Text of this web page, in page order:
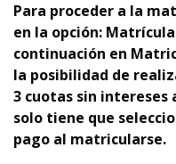
Para proceder a la
en la opción:
continuación en
la posibilidad de
3 cuotas sin intereses
solo tiene que
pago al matricularse.